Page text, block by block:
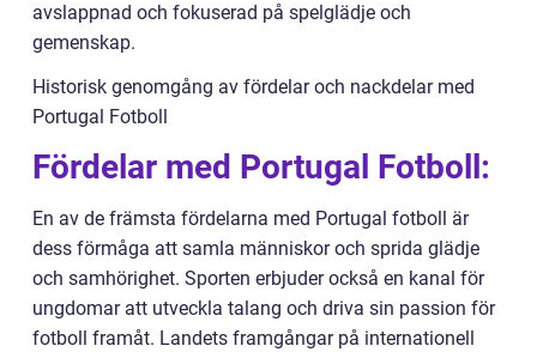
avslappnad och fokuserad på spelglädje och
gemenskap.
Historisk genomgång av fördelar och nackdelar med
Portugal Fotboll
Fördelar med Portugal Fotboll:
En av de främsta fördelarna med Portugal fotboll är
dess förmåga att samla människor och sprida glädje
och samhörighet. Sporten erbjuder också en kanal för
ungdomar att utveckla talang och driva sin passion för
fotboll framåt. Landets framgångar på internationell